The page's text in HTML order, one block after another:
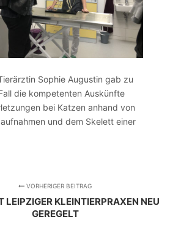
Sophie Augustin gab zu
die kompetenten Auskünfte
bei Katzen anhand von
und dem Skelett einer
VORHERIGER BEITRAG
LEIPZIGER KLEINTIERPRAXEN NEU
GEREGELT